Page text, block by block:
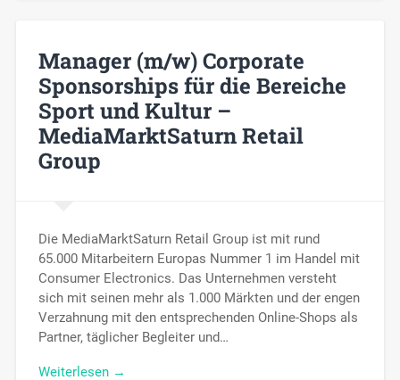
Manager (m/w) Corporate
Sponsorships für die Bereiche
Sport und Kultur –
MediaMarktSaturn Retail
Group
Die MediaMarktSaturn Retail Group ist mit rund
65.000 Mitarbeitern Europas Nummer 1 im Handel mit
Consumer Electronics. Das Unternehmen versteht
sich mit seinen mehr als 1.000 Märkten und der engen
Verzahnung mit den entsprechenden Online-Shops als
Partner, täglicher Begleiter und…
Weiterlesen →